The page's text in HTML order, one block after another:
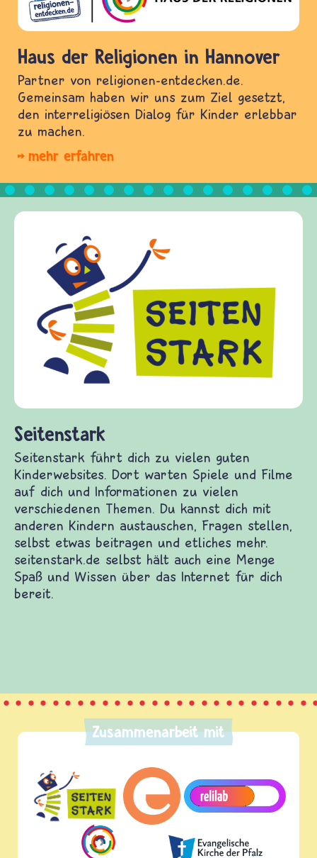
Haus der Religionen in Hannover
Partner von religionen-entdecken.de.
Gemeinsam haben wir uns zum Ziel gesetzt,
den interreligiösen Dialog für Kinder erlebbar
zu machen.
mehr erfahren
Frieden Fragen
frieden-fragen.de ist ein Internet-Angebot für
Kinder, Eltern und ErzieherInnen das zu
Fragen von Krieg und Frieden, Streit und
Gewalt informiert und einen Austausch zu
diesem Themenbereich ermöglicht. frieden-
fragen.de bietet Antworten auf wichtige
und Frieden, Streit und Gewalt.
Zusammenarbeit mit